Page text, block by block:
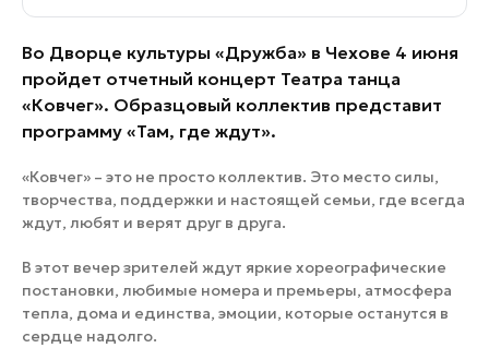
Во Дворце культуры «Дружба» в Чехове 4 июня
пройдет отчетный концерт Театра танца
«Ковчег». Образцовый коллектив представит
программу «Там, где ждут».
«Ковчег» – это не просто коллектив. Это место силы,
творчества, поддержки и настоящей семьи, где всегда
ждут, любят и верят друг в друга.
В этот вечер зрителей ждут яркие хореографические
постановки, любимые номера и премьеры, атмосфера
тепла, дома и единства, эмоции, которые останутся в
сердце надолго.